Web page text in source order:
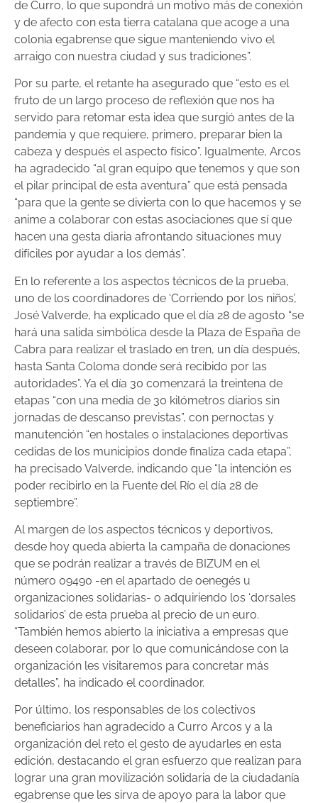
de Curro, lo que supondrá un motivo más de conexión
y de afecto con esta tierra catalana que acoge a una
colonia egabrense que sigue manteniendo vivo el
arraigo con nuestra ciudad y sus tradiciones”.
Por su parte, el retante ha asegurado que “esto es el
fruto de un largo proceso de reflexión que nos ha
servido para retomar esta idea que surgió antes de la
pandemia y que requiere, primero, preparar bien la
cabeza y después el aspecto físico”. Igualmente, Arcos
ha agradecido “al gran equipo que tenemos y que son
el pilar principal de esta aventura” que está pensada
“para que la gente se divierta con lo que hacemos y se
anime a colaborar con estas asociaciones que sí que
hacen una gesta diaria afrontando situaciones muy
difíciles por ayudar a los demás”.
En lo referente a los aspectos técnicos de la prueba,
uno de los coordinadores de ‘Corriendo por los niños’,
José Valverde, ha explicado que el día 28 de agosto “se
hará una salida simbólica desde la Plaza de España de
Cabra para realizar el traslado en tren, un día después,
hasta Santa Coloma donde será recibido por las
autoridades”. Ya el día 30 comenzará la treintena de
etapas “con una media de 30 kilómetros diarios sin
jornadas de descanso previstas”, con pernoctas y
manutención “en hostales o instalaciones deportivas
cedidas de los municipios donde finaliza cada etapa”,
ha precisado Valverde, indicando que “la intención es
poder recibirlo en la Fuente del Río el día 28 de
septiembre”.
Al margen de los aspectos técnicos y deportivos,
desde hoy queda abierta la campaña de donaciones
que se podrán realizar a través de BIZUM en el
número 09490 -en el apartado de oenegés u
organizaciones solidarias- o adquiriendo los ‘dorsales
solidarios’ de esta prueba al precio de un euro.
“También hemos abierto la iniciativa a empresas que
deseen colaborar, por lo que comunicándose con la
organización les visitaremos para concretar más
detalles”, ha indicado el coordinador.
Por último, los responsables de los colectivos
beneficiarios han agradecido a Curro Arcos y a la
organización del reto el gesto de ayudarles en esta
edición, destacando el gran esfuerzo que realizan para
lograr una gran movilización solidaria de la ciudadanía
egabrense que les sirva de apoyo para la labor que